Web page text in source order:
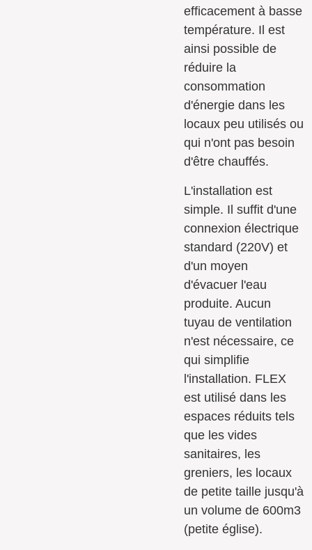
efficacement à basse
température. Il est
ainsi possible de
réduire la
consommation
d'énergie dans les
locaux peu utilisés ou
qui n'ont pas besoin
d'être chauffés.
L'installation est
simple. Il suffit d'une
connexion électrique
standard (220V) et
d'un moyen
d'évacuer l'eau
produite. Aucun
tuyau de ventilation
n'est nécessaire, ce
qui simplifie
l'installation. FLEX
est utilisé dans les
espaces réduits tels
que les vides
sanitaires, les
greniers, les locaux
de petite taille jusqu'à
un volume de 600m3
(petite église).